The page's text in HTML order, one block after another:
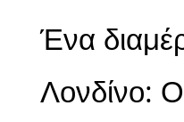
Ένα
Λονδίνο: